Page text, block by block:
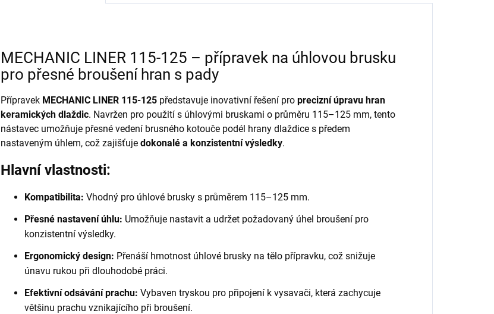
MECHANIC LINER 115-125 – přípravek na úhlovou brusku
pro přesné broušení hran s pady
Přípravek MECHANIC LINER 115-125 představuje inovativní řešení pro precizní úpravu hran
keramických dlaždic. Navržen pro použití s úhlovými bruskami o průměru 115–125 mm, tento
nástavec umožňuje přesné vedení brusného kotouče podél hrany dlaždice s předem
nastaveným úhlem, což zajišťuje dokonalé a konzistentní výsledky.
Hlavní vlastnosti:
Kompatibilita: Vhodný pro úhlové brusky s průměrem 115–125 mm.
Přesné nastavení úhlu: Umožňuje nastavit a udržet požadovaný úhel broušení pro
konzistentní výsledky.
Ergonomický design: Přenáší hmotnost úhlové brusky na tělo přípravku, což snižuje
únavu rukou při dlouhodobé práci.
Efektivní odsávání prachu: Vybaven tryskou pro připojení k vysavači, která zachycuje
většinu prachu vznikajícího při broušení.